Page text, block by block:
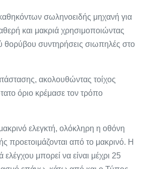
σωληνοειδής μηχανή για
και μακριά χρησιμοποιώντας
θορύβου συντηρήσεις σιωπηλές στο
ακολουθώντας τοίχος
όριο κρέμασε τον τρόπο
ελεγκτή, ολόκληρη η οθόνη
προετοιμάζονται από το μακρινό. Η
ελέγχου μπορεί να είναι μέχρι 25